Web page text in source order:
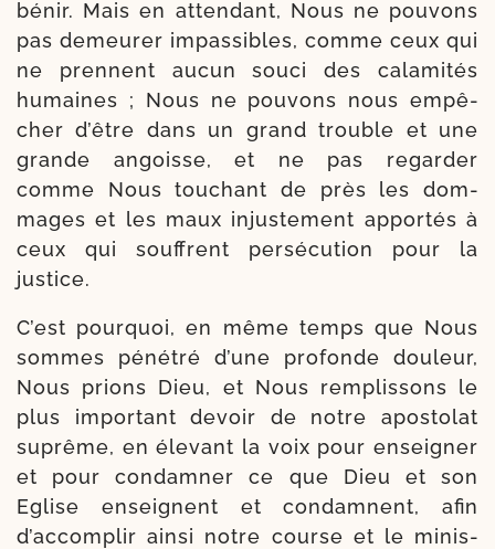
bénir. Mais en atten­dant, Nous ne pou­vons
pas de­meurer impas­sibles, comme ceux qui
ne prennent aucun sou­ci des cala­mi­tés
humaines ; Nous ne pou­vons nous empê­
cher d’être dans un grand trouble et une
grande angoisse, et ne pas regar­der
comme Nous tou­chant de près les dom­
mages et les maux injus­te­ment appor­tés à
ceux qui souffrent per­sé­cu­tion pour la
justice.
C’est pour­quoi, en même temps que Nous
sommes péné­tré d’une pro­fonde dou­leur,
Nous prions Dieu, et Nous rem­plis­sons le
plus impor­tant devoir de notre apos­to­lat
suprême, en éle­vant la voix pour ensei­gner
et pour condam­ner ce que Dieu et son
Eglise enseignent et condamnent, afin
d’accomplir ain­si notre course et le minis­